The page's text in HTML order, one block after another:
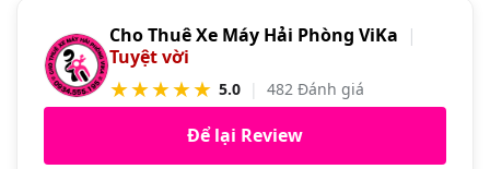
Cho Thuê Xe Máy Hải Phòng ViKa |
Tuyệt vời
★★★★★ 5.0 | 482 Đánh giá
Để lại Review